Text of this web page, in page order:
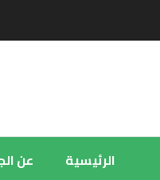
الرئيسية عن